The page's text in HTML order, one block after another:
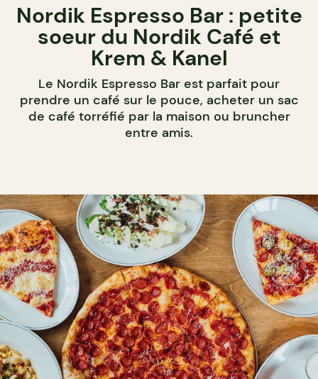
Nordik Espresso Bar : petite
soeur du Nordik Café et
Krem & Kanel
Le Nordik Espresso Bar est parfait pour
prendre un café sur le pouce, acheter un sac
de café torréfié par la maison ou bruncher
entre amis.